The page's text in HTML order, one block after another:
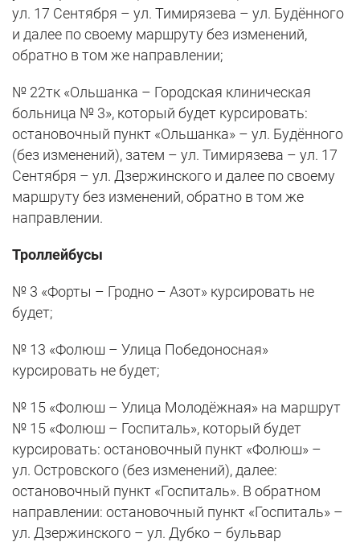
ул. 17 Сентября – ул. Тимирязева – ул. Будённого
и далее по своему маршруту без изменений,
обратно в том же направлении;
№ 22тк «Ольшанка – Городская клиническая
больница № 3», который будет курсировать:
остановочный пункт «Ольшанка» – ул. Будённого
(без изменений), затем – ул. Тимирязева – ул. 17
Сентября – ул. Дзержинского и далее по своему
маршруту без изменений, обратно в том же
направлении.
Троллейбусы
№ 3 «Форты – Гродно – Азот» курсировать не
будет;
№ 13 «Фолюш – Улица Победоносная»
курсировать не будет;
№ 15 «Фолюш – Улица Молодёжная» на маршрут
№ 15 «Фолюш – Госпиталь», который будет
курсировать: остановочный пункт «Фолюш» –
ул. Островского (без изменений), далее:
остановочный пункт «Госпиталь». В обратном
направлении: остановочный пункт «Госпиталь» –
ул. Дзержинского – ул. Дубко – бульвар